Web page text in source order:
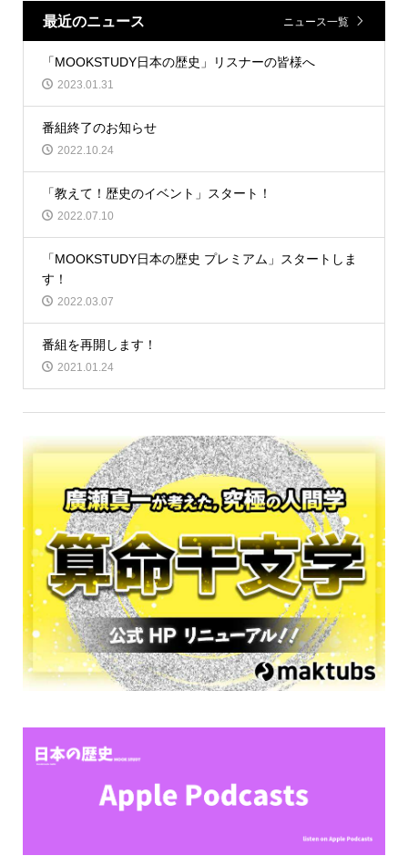
最近のニュース ニュース一覧
「MOOKSTUDY日本の歴史」リスナーの皆様へ
2023.01.31
番組終了のお知らせ
2022.10.24
「教えて！歴史のイベント」スタート！
2022.07.10
「MOOKSTUDY日本の歴史 プレミアム」スタートしま
す！
2022.03.07
番組を再開します！
2021.01.24